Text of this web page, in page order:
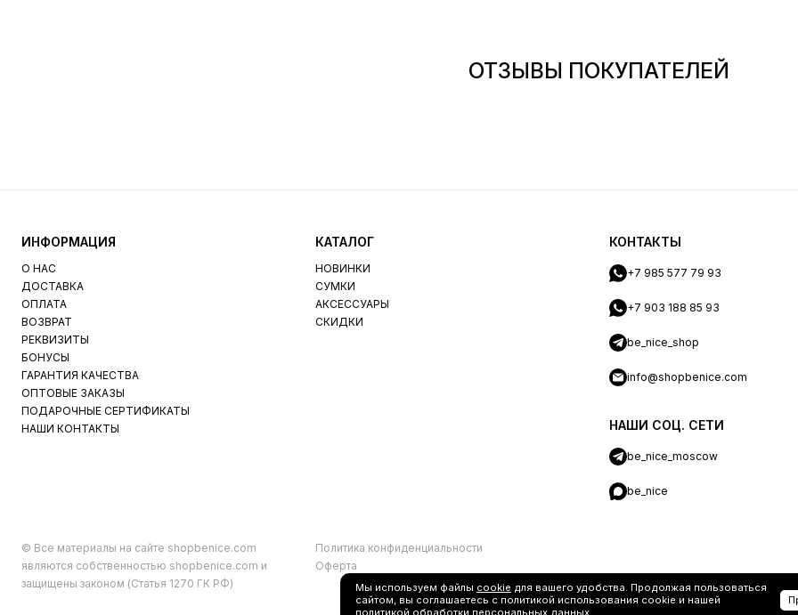
Мы используем файлы cookie для вашего удобства. Продолжая пользоваться
сайтом, вы соглашаетесь с политикой использования cookie и нашей
политикой обработки персональных данных.
ОТЗЫВЫ ПОКУПАТЕЛЕЙ
ИНФОРМАЦИЯ
О НАС
ДОСТАВКА
ОПЛАТА
ВОЗВРАТ
РЕКВИЗИТЫ
БОНУСЫ
ГАРАНТИЯ КАЧЕСТВА
ОПТОВЫЕ ЗАКАЗЫ
ПОДАРОЧНЫЕ СЕРТИФИКАТЫ
НАШИ КОНТАКТЫ
КАТАЛОГ
НОВИНКИ
СУМКИ
АКСЕССУАРЫ
СКИДКИ
КОНТАКТЫ
+7 985 577 79 93
+7 903 188 85 93
be_nice_shop
info@shopbenice.com
НАШИ СОЦ. СЕТИ
be_nice_moscow
be_nice
© Все материалы на сайте shopbenice.com
являются собственностью shopbenice.com и
защищены законом (Статья 1270 ГК РФ)
Политика конфиденциальности
Оферта